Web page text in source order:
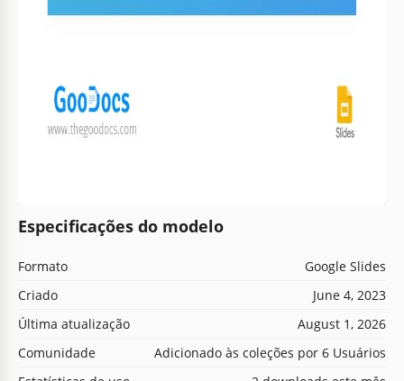
Especificações do modelo
Formato
Google Slides
Criado
June 4, 2023
Última atualização
August 1, 2026
Comunidade
Adicionado às coleções por 6 Usuários